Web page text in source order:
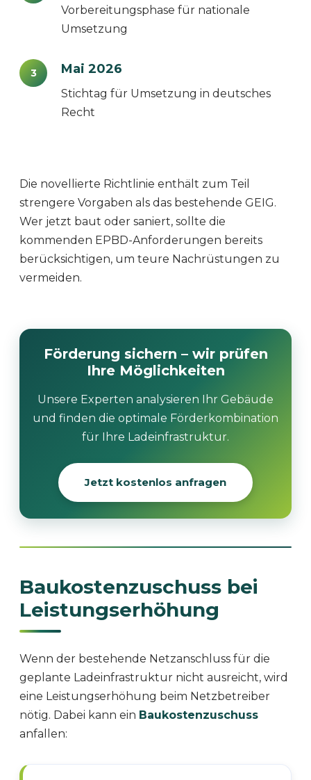
Vorbereitungsphase für nationale
Umsetzung
3 Mai 2026
Stichtag für Umsetzung in deutsches
Recht
Die novellierte Richtlinie enthält zum Teil
strengere Vorgaben als das bestehende GEIG.
Wer jetzt baut oder saniert, sollte die
kommenden EPBD-Anforderungen bereits
berücksichtigen, um teure Nachrüstungen zu
vermeiden.
Förderung sichern – wir prüfen
Ihre Möglichkeiten
Unsere Experten analysieren Ihr Gebäude
und finden die optimale Förderkombination
für Ihre Ladeinfrastruktur.
Jetzt kostenlos anfragen
Baukostenzuschuss bei
Leistungserhöhung
Wenn der bestehende Netzanschluss für die
geplante Ladeinfrastruktur nicht ausreicht, wird
eine Leistungserhöhung beim Netzbetreiber
nötig. Dabei kann ein Baukostenzuschuss
anfallen: